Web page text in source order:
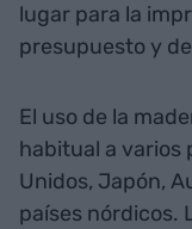
lugar para la
presupuesto y
El uso de la
habitual a varios
Unidos, Japón,
países nórdicos.